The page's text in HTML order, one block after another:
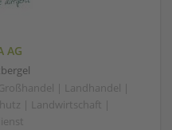
AG
| Landhandel |
| Landwirtschaft |